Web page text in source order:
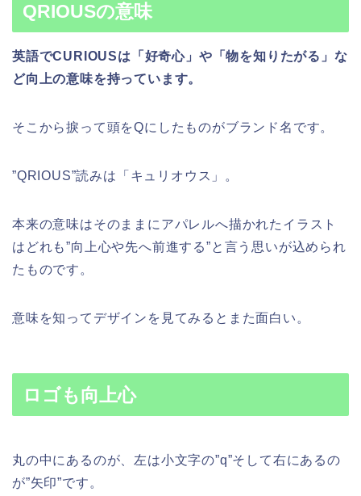
QRIOUSの意味
英語でCURIOUSは「好奇心」や「物を知りたがる」な
ど向上の意味を持っています。
そこから捩って頭をQにしたものがブランド名です。
”QRIOUS”読みは「キュリオウス」。
本来の意味はそのままにアパレルへ描かれたイラスト
はどれも”向上心や先へ前進する”と言う思いが込められ
たものです。
意味を知ってデザインを見てみるとまた面白い。
ロゴも向上心
丸の中にあるのが、左は小文字の”q”そして右にあるの
が”矢印”です。